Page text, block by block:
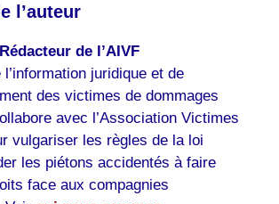
l’auteur
de l’AIVF
juridique et de
des victimes de dommages
avec l’Association Victimes
vulgariser les règles de la loi
les piétons accidentés à faire
face aux compagnies